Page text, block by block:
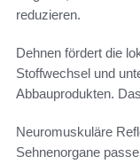
reduzieren.
Dehnen fördert die
Stoffwechsel und
Abbauprodukten.
Neuromuskuläre
Sehnenorgane